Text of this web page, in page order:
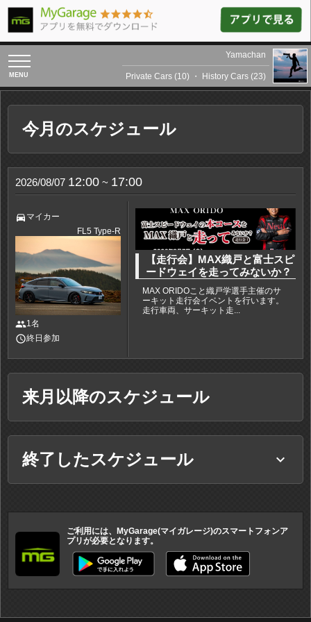
toggle
navigation
Yamachan
Private Cars (10) ・ History Cars (23)
今月のスケジュール
2026/08/07 12:00 ~ 17:00
directions_car マイカー
FL5 Type-R
people1名
access_time終日参加
【走行会】MAX織戸と富士スピ
ードウェイを走ってみないか？
MAX ORIDOこと織戸学選手主催のサ
ーキット走行会イベントを行います。
走行車両、サーキット走...
来月以降のスケジュール
終了したスケジュール keyboard_arrow_down
ご利用には、MyGarage(マイガレージ)のスマートフォンア
プリが必要となります。